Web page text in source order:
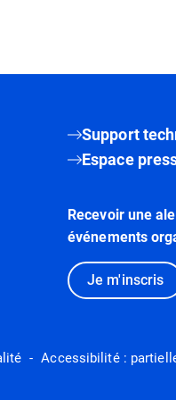
Support
Espace
Recevoir une
événements
Je m'inscris
Accessibilité :